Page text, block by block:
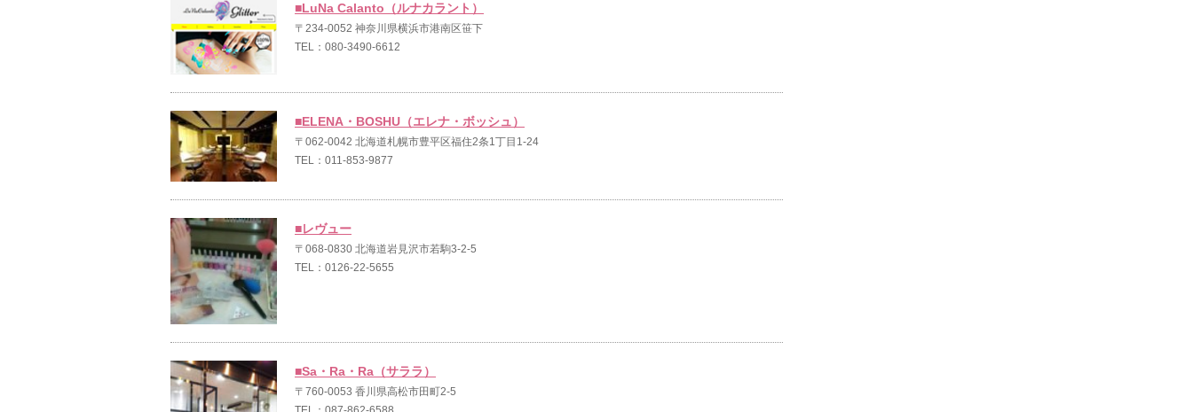
■LuNa Calanto（ルナカラント）
〒234-0052 神奈川県横浜市港南区笹下
TEL：080-3490-6612
■ELENA・BOSHU（エレナ・ボッシュ）
〒062-0042 北海道札幌市豊平区福住2条1丁目1-24
TEL：011-853-9877
■レヴュー
〒068-0830 北海道岩見沢市若駒3-2-5
TEL：0126-22-5655
■Sa・Ra・Ra（サララ）
〒760-0053 香川県高松市田町2-5